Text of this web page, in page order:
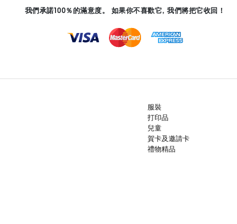
我們承諾100％的滿意度。 如果你不喜歡它, 我們將把它收回！
服裝
打印品
兒童
賀卡及邀請卡
禮物精品